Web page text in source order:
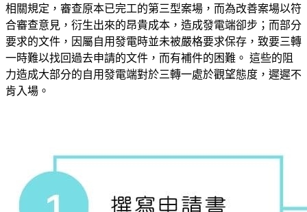
相關規定，審查原本已完工的第三型案場，而為改善案場以符
合審查意見，衍生出來的昂貴成本，造成發電端卻步；而部分
要求的文件，因屬自用發電時並未被嚴格要求保存，致要三轉
一時難以找回過去申請的文件，而有補件的困難。 這些的阻
力造成大部分的自用發電端對於三轉一處於觀望態度，遲遲不
肯入場。